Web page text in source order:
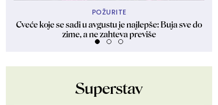
POŽURITE
Cveće koje se sadi u avgustu je najlepše: Buja sve do
zime, a ne zahteva previše
Superstav